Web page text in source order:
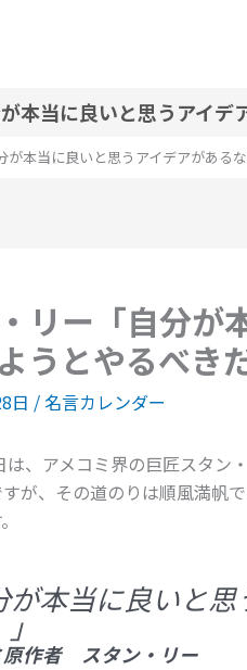
本当に良いと思うアイデ
が本当に良いと思うアイデアがある
リー「自分が
うとやるべき
日 / 名言カレンダー
は、アメコミ界の巨匠スタン
が、その道のりは順風満帆
が本当に良いと
原作者 スタン・リー